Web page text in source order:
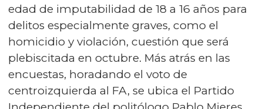
edad de imputabilidad de 18 a 16 años para
delitos especialmente graves, como el
homicidio y violación, cuestión que será
plebiscitada en octubre. Más atrás en las
encuestas, horadando el voto de
centroizquierda al FA, se ubica el Partido